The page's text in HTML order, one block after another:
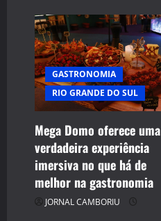
GASTRONOMIA
RIO GRANDE DO SUL
Mega Domo oferece uma
verdadeira experiência
imersiva no que há de
melhor na gastronomia
JORNAL CAMBORIU